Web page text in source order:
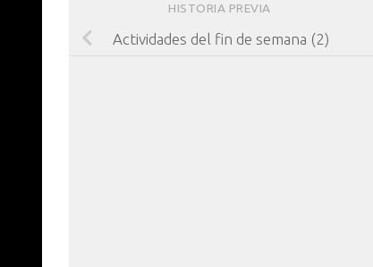
HISTORIA PREVIA
Actividades del fin de semana (2)